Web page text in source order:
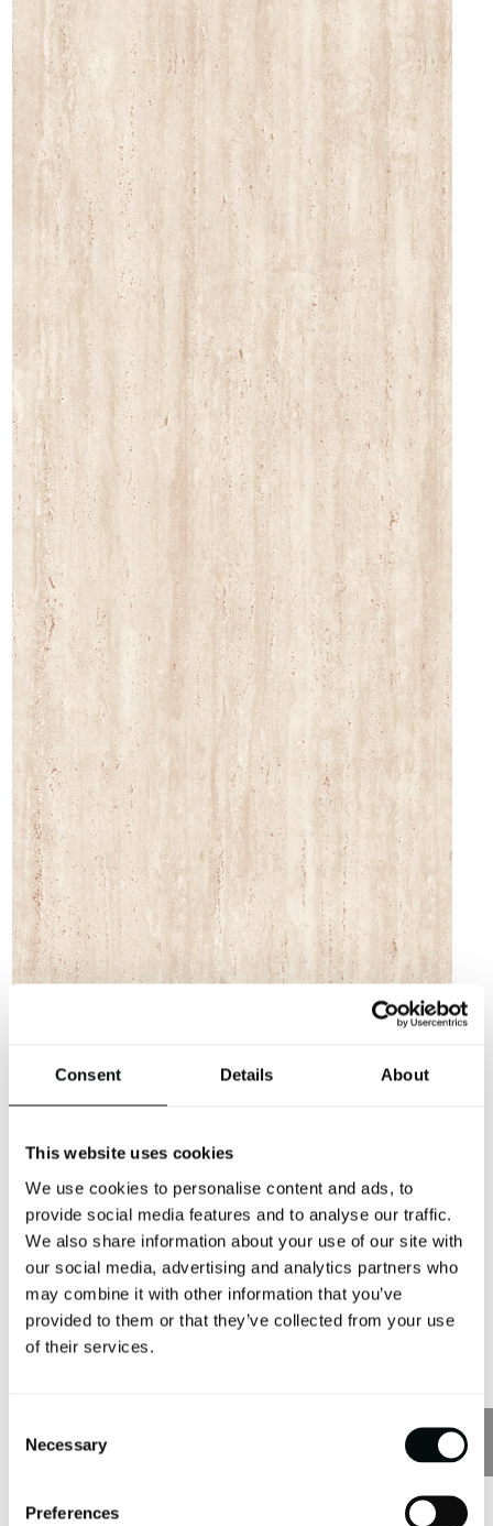
Consent Details About
This website uses cookies
We use cookies to personalise content and ads, to
provide social media features and to analyse our traffic.
We also share information about your use of our site with
our social media, advertising and analytics partners who
may combine it with other information that you’ve
provided to them or that they’ve collected from your use
of their services.
Selection
Necessary
Preferences